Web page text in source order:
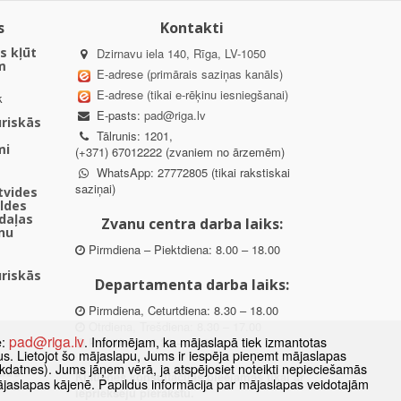
kļūt
Kontakti
Dzirnavu iela 140, Rīga, LV-1050
E-adrese (primārais saziņas kanāls)
E-adrese (tikai e-rēķinu iesniegšanai)
E-pasts: pad@riga.lv
Tālrunis: 1201,
(+371) 67012222 (zvaniem no ārzemēm)
WhatsApp: 27772805 (tikai rakstiskai
saziņai)
Zvanu centra darba laiks:
Pirmdiena – Piektdiena: 8.00 – 18.00
Departamenta darba laiks:
Pirmdiena, Ceturtdiena: 8.30 – 18.00
Piektdiena: 8.30 – 15.00
Klātienes konsultācijas pieejamas tikai ar
iepriekšēju pierakstu.
pad@riga.lv. Informējam, ka mājaslapā tiek izmantotas
Lietojot šo mājaslapu, Jums ir iespēja pieņemt mājaslapas
Jums jāņem vērā, ja atspējosiet noteikti nepieciešamās
kājenē. Papildus informācija par mājaslapas veidotajām